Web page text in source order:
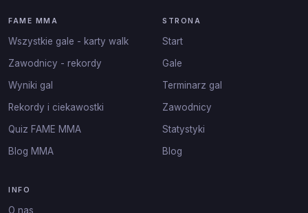
FAME MMA
Wszystkie gale - karty walk
Zawodnicy - rekordy
Wyniki gal
Rekordy i ciekawostki
Quiz FAME MMA
Blog MMA
STRONA
Start
Gale
Terminarz gal
Zawodnicy
Statystyki
Blog
INFO
O nas